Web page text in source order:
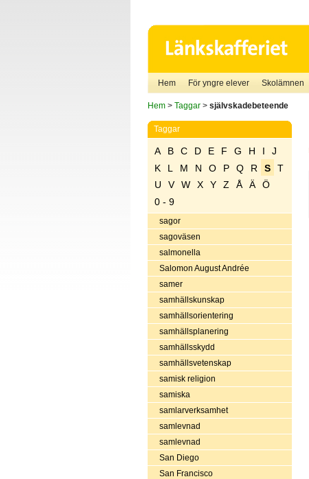
Hem För yngre elever Skolämnen
Hem> Taggar> självskadebeteende
Taggar
A B C D E F G H I
J
K
L M N O P Q R S
T
U
V W X Y Z Å Ä
Ö
0 - 9
sagor
sagoväsen
salmonella
Salomon August Andrée
samer
samhällskunskap
samhällsorientering
samhällsplanering
samhällsskydd
samhällsvetenskap
samisk religion
samiska
samlarverksamhet
samlevnad
samlevnad
San Diego
San Francisco